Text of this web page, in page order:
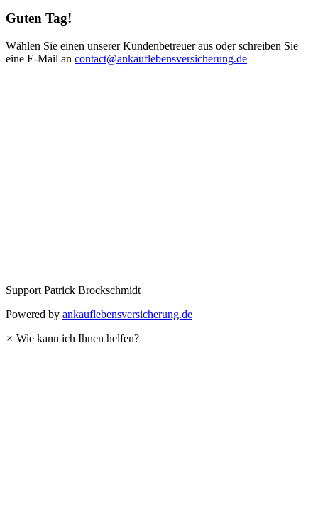
Guten Tag!
Wählen Sie einen unserer Kundenbetreuer aus oder schreiben Sie
eine E-Mail an contact@ankauflebensversicherung.de
Support Patrick Brockschmidt
Powered by ankauflebensversicherung.de
× Wie kann ich Ihnen helfen?